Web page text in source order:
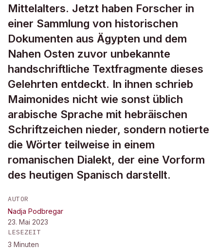
Mittelalters. Jetzt haben Forscher in
einer Sammlung von historischen
Dokumenten aus Ägypten und dem
Nahen Osten zuvor unbekannte
handschriftliche Textfragmente dieses
Gelehrten entdeckt. In ihnen schrieb
Maimonides nicht wie sonst üblich
arabische Sprache mit hebräischen
Schriftzeichen nieder, sondern notierte
die Wörter teilweise in einem
romanischen Dialekt, der eine Vorform
des heutigen Spanisch darstellt.
AUTOR
Nadja Podbregar
23. Mai 2023
LESEZEIT
3 Minuten